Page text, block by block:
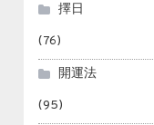
擇日
(76)
開運法
(95)